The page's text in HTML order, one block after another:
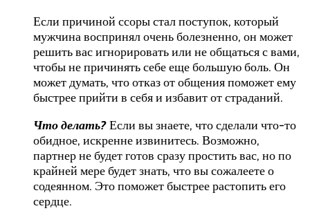
Если причиной ссоры стал поступок, который
мужчина воспринял очень болезненно, он может
решить вас игнорировать или не общаться с вами,
чтобы не причинять себе еще большую боль. Он
может думать, что отказ от общения поможет ему
быстрее прийти в себя и избавит от страданий.
Что делать?Если вы знаете, что сделали что-то
обидное, искренне извинитесь. Возможно,
партнер не будет готов сразу простить вас, но по
крайней мере будет знать, что вы сожалеете о
содеянном. Это поможет быстрее растопить его
сердце.